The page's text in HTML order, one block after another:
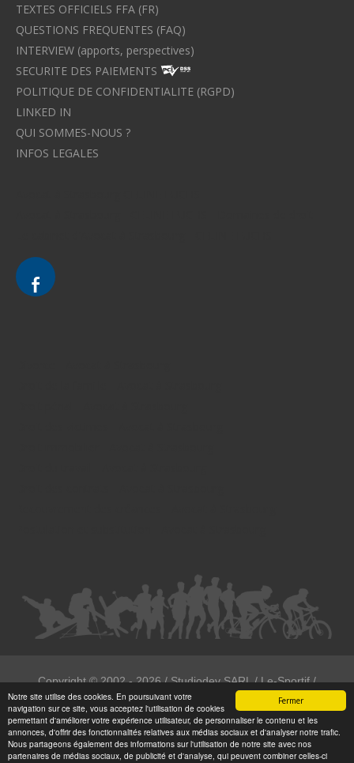
Fermer
Notre site utilise des cookies. En poursuivant votre
navigation sur ce site, vous acceptez l'utilisation de cookies
permettant d'améliorer votre expérience utilisateur, de personnaliser le contenu et les
annonces, d'offrir des fonctionnalités relatives aux médias sociaux et d'analyser notre trafic.
Nous partageons également des informations sur l'utilisation de notre site avec nos
partenaires de médias sociaux, de publicité et d'analyse, qui peuvent combiner celles-ci
TEXTES OFFICIELS FFA (FR)
QUESTIONS FREQUENTES (FAQ)
INTERVIEW (apports, perspectives)
SECURITE DES PAIEMENTS
POLITIQUE DE CONFIDENTIALITE (RGPD)
LINKED IN
QUI SOMMES-NOUS ?
INFOS LEGALES
Copyright ©2002 - 2026/ Studiodev SARL / Le-Sportif /
Registration4all
Tous droits réservées.
Numéro de déclaration CNIL : 1999972